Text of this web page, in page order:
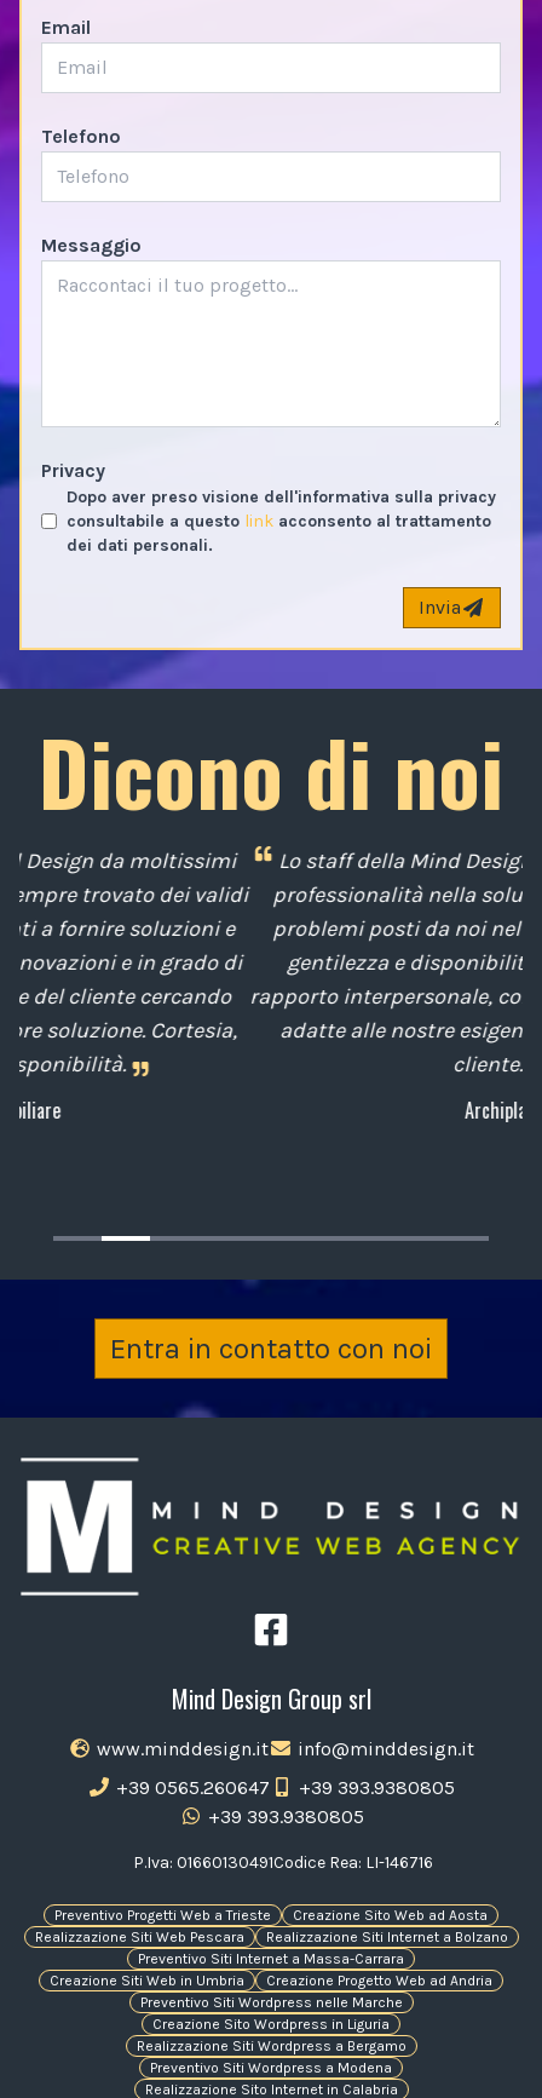
Email
Telefono
Messaggio
Privacy
Dopo aver preso visione dell'informativa sulla privacy
consultabile a questo link acconsento al trattamento
dei dati personali.
Invia
Dicono di noi
Lo staff della Mind Design ci ha mostrato la sua
professionalità nella soluzione tempestiva dei
problemi posti da noi nel corso degli anni, con
gentilezza e disponibilità nella gestione del
rapporto interpersonale, con competenze tecniche
adatte alle nostre esigenze sempre attenti al
Entra in contatto con noi
Mind Design Group srl
www.minddesign.it
info@minddesign.it
+39 0565.260647
+39 393.9380805
+39 393.9380805
P.Iva: 01660130491Codice Rea: LI-146716
Preventivo Progetti Web a Trieste
Creazione Sito Web ad Aosta
Realizzazione Siti Web Pescara
Realizzazione Siti Internet a Bolzano
Preventivo Siti Internet a Massa-Carrara
Creazione Siti Web in Umbria
Creazione Progetto Web ad Andria
Preventivo Siti Wordpress nelle Marche
Creazione Sito Wordpress in Liguria
Realizzazione Siti Wordpress a Bergamo
Preventivo Siti Wordpress a Modena
Realizzazione Sito Internet in Calabria